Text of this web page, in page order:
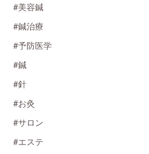
#美容鍼
#鍼治療
#予防医学
#鍼
#針
#お灸
#サロン
#エステ